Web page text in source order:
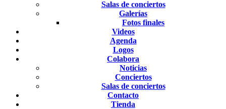
Salas de conciertos
Galerías
Fotos finales
Videos
Agenda
Logos
Colabora
Noticias
Conciertos
Salas de conciertos
Contacto
Tienda